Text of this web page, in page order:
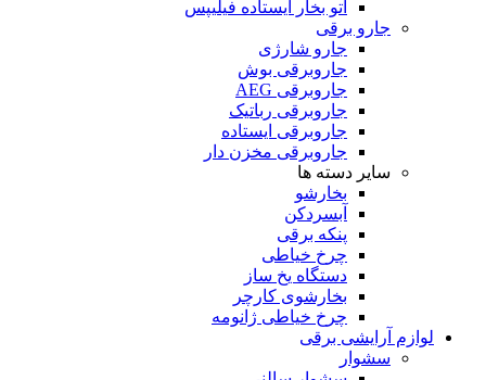
اتو بخار ایستاده فیلیپس
جارو برقی
جارو شارژی
جاروبرقی بوش
جاروبرقی AEG
جاروبرقی رباتیک
جاروبرقی ایستاده
جاروبرقی مخزن دار
سایر دسته ها
بخارشو
آبسردکن
پنکه برقی
چرخ خیاطی
دستگاه یخ ساز
بخارشوی کارچر
چرخ خیاطی ژانومه
لوازم آرایشی برقی
سشوار